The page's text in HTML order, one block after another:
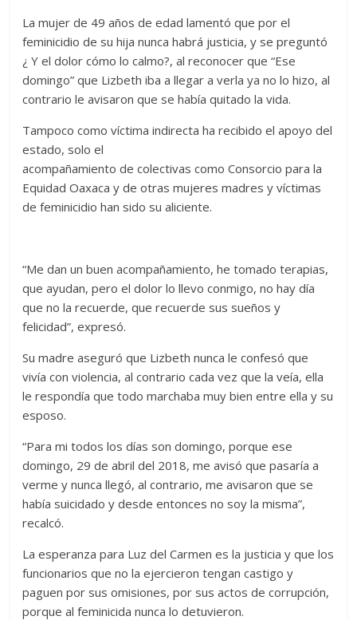
La mujer de 49 años de edad lamentó que por el
feminicidio de su hija nunca habrá justicia, y se preguntó
¿ Y el dolor cómo lo calmo?, al reconocer que “Ese
domingo” que Lizbeth iba a llegar a verla ya no lo hizo, al
contrario le avisaron que se había quitado la vida.
Tampoco como víctima indirecta ha recibido el apoyo del
estado, solo el
acompañamiento de colectivas como Consorcio para la
Equidad Oaxaca y de otras mujeres madres y víctimas
de feminicidio han sido su aliciente.
“Me dan un buen acompañamiento, he tomado terapias,
que ayudan, pero el dolor lo llevo conmigo, no hay día
que no la recuerde, que recuerde sus sueños y
felicidad”, expresó.
Su madre aseguró que Lizbeth nunca le confesó que
vivía con violencia, al contrario cada vez que la veía, ella
le respondía que todo marchaba muy bien entre ella y su
esposo.
“Para mi todos los días son domingo, porque ese
domingo, 29 de abril del 2018, me avisó que pasaría a
verme y nunca llegó, al contrario, me avisaron que se
había suicidado y desde entonces no soy la misma”,
recalcó.
La esperanza para Luz del Carmen es la justicia y que los
funcionarios que no la ejercieron tengan castigo y
paguen por sus omisiones, por sus actos de corrupción,
porque al feminicida nunca lo detuvieron.